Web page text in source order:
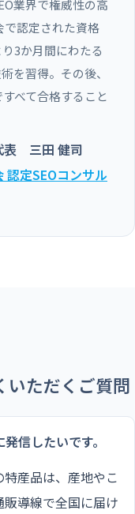
業界で権威性の高
で認定された資格
3か月間にわたる
を習得。その後、
べて合格すること
表 三田 健司
認定SEOコンサル
いただくご質問
信したいです。
産品は、産地やこ
導線で全国に届け